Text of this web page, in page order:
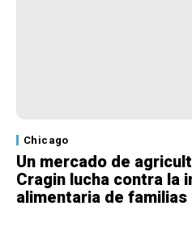
Chicago
Un mercado de
Cragin lucha contra la
alimentaria de familias